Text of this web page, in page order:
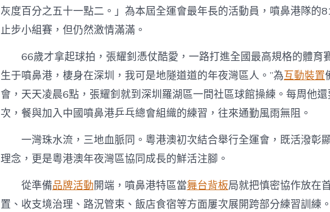
灰度百分之五十一點二。」為本屆全運會最年長的活動員，噴鼻港隊的
止步小組賽，但仍然激情滿滿。
66歲才拿起球拍，張耀釗憑仗酷愛，一路打進全國最高規格的體育
生于噴鼻港，棲身在深圳，我可是地隧道道的年夜灣區人。”為互動裝置
會，天天凌晨6點，張耀釗就到深圳羅湖區一間社區球館操練。每周他
次，餐與加入中國噴鼻港乒乓總會組織的練習，往來通勤風雨無阻。
一灣珠水流，三地血脈同。粵港澳初次結合舉行全運會，既活潑彰
理念，更是粵港澳年夜灣區協同成長的鮮活注腳。
從準備品牌活動開端，噴鼻港特區當舞台背板局就把慎密協作放在
置、收支境治理、路況管束、飯店食宿等方面屢次展開跨部分練習訓練